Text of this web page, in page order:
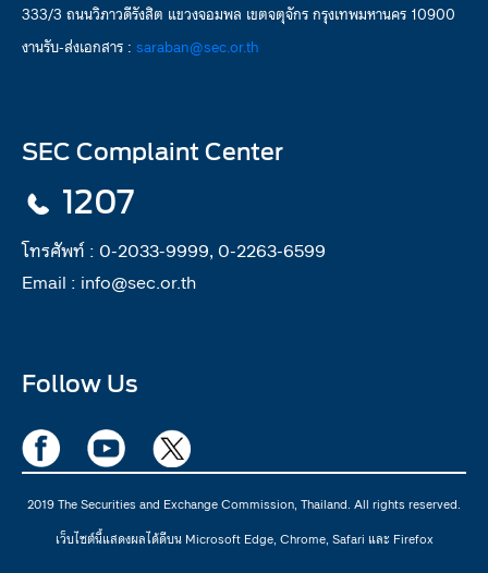
333/3 ถนนวิภาวดีรังสิต แขวงจอมพล เขตจตุจักร กรุงเทพมหานคร 10900
งานรับ-ส่งเอกสาร : saraban@sec.or.th
SEC Complaint Center
1207
โทรศัพท์ : 0-2033-9999, 0-2263-6599
Email : info@sec.or.th
Follow Us
2019 The Securities and Exchange Commission, Thailand. All rights reserved.
เว็บไซต์นี้แสดงผลได้ดีบน Microsoft Edge, Chrome, Safari และ Firefox